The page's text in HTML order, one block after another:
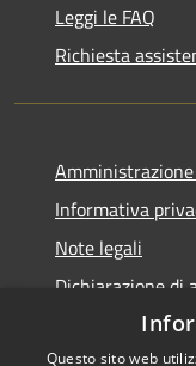
Leggi le FAQ
Richiesta
Informativa
Note legali
Dichiarazione di
Questo sito web